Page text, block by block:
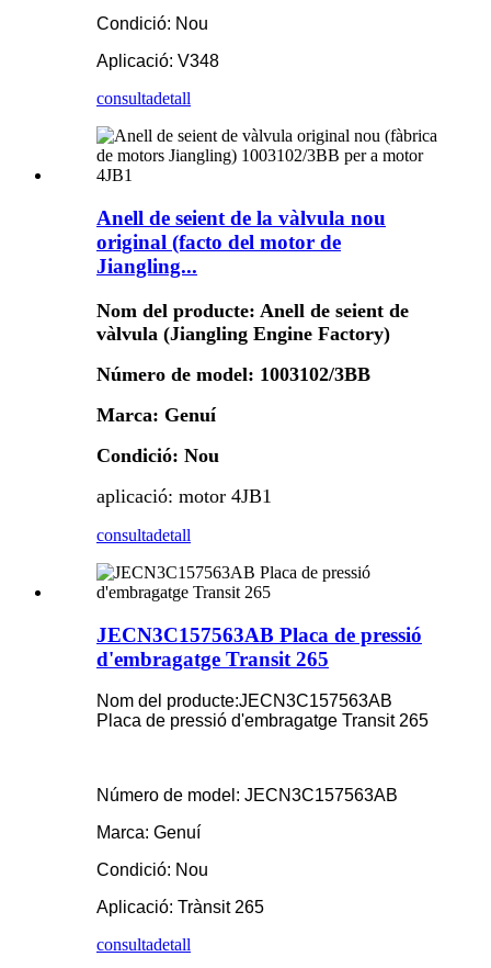
Condició: Nou
Aplicació: V348
consultadetall
Anell de seient de la vàlvula nou
original (facto del motor de
Jiangling...
Nom del producte: Anell de seient de
vàlvula (Jiangling Engine Factory)
Número de model: 1003102/3BB
Marca: Genuí
Condició: Nou
aplicació: motor 4JB1
consultadetall
JECN3C157563AB Placa de pressió
d'embragatge Transit 265
Nom del producte:JECN3C157563AB
Placa de pressió d'embragatge Transit 265
Número de model: JECN3C157563AB
Marca: Genuí
Condició: Nou
Aplicació: Trànsit 265
consultadetall